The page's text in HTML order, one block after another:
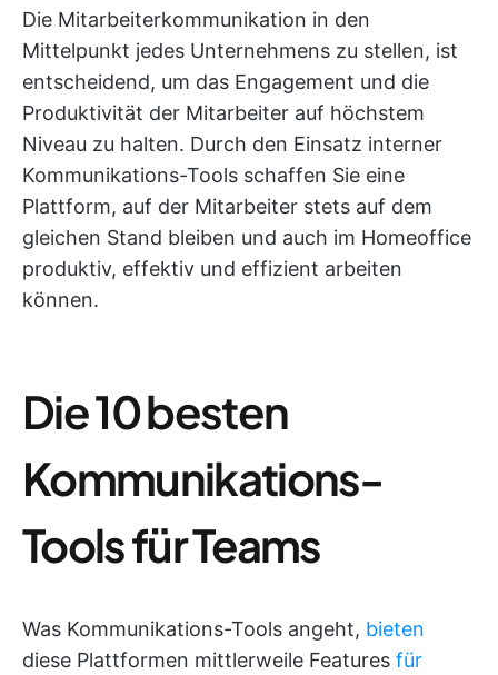
Die Mitarbeiterkommunikation in den
Mittelpunkt jedes Unternehmens zu stellen, ist
entscheidend, um das Engagement und die
Produktivität der Mitarbeiter auf höchstem
Niveau zu halten. Durch den Einsatz interner
Kommunikations-Tools schaffen Sie eine
Plattform, auf der Mitarbeiter stets auf dem
gleichen Stand bleiben und auch im Homeoffice
produktiv, effektiv und effizient arbeiten
können.
Die 10 besten
Kommunikations-
Tools für Teams
Was Kommunikations-Tools angeht, bieten
diese Plattformen mittlerweile Features für